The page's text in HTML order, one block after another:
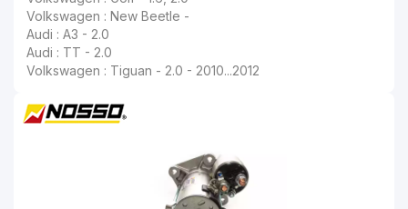
Volkswagen : New Beetle -
Audi : A3 - 2.0
Audi : TT - 2.0
Volkswagen : Tiguan - 2.0 - 2010...2012